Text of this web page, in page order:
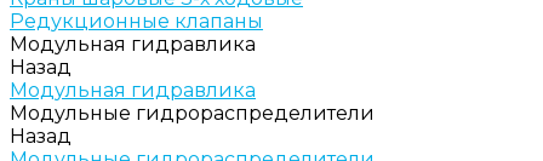
Редукционные клапаны
Модульная гидравлика
Назад
Модульная гидравлика
Модульные гидрораспределители
Назад